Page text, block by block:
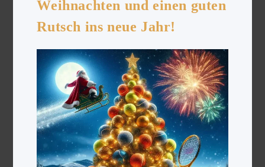
Weihnachten und einen guten
Rutsch ins neue Jahr!